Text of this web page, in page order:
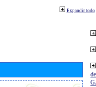
Expandir todo